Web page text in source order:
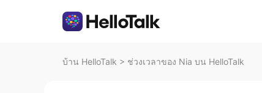
บ้าน HelloTalk > ช่วงเวลาของ Nia บน HelloTalk